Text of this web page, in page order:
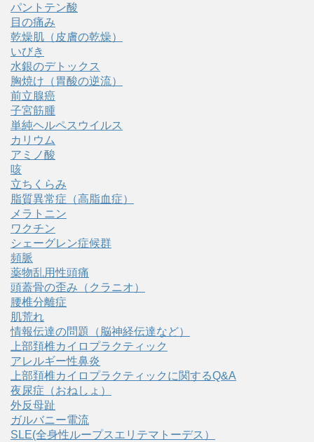
パントテン酸
目の痛み
乾燥肌（皮膚の乾燥）
いびき
水銀のデトックス
胸焼け（胃酸の逆流）
前立腺癌
子宮筋腫
単純ヘルペスウイルス
カリウム
アミノ酸
咳
立ちくらみ
脂質異常症（高脂血症）
メラトニン
ワクチン
シェーグレン症候群
頻脈
薬物乱用性頭痛
頭蓋骨の歪み（クラニオ）
腰椎分離症
肌荒れ
情報伝達の問題（脳神経伝達など）
上部頚椎カイロプラクティック
アレルギー性鼻炎
上部頚椎カイロプラクティックに関するQ&A
夜尿症（おねしょ）
外反母趾
ガルバニー電流
SLE(全身性ループスエリテマトーデス）